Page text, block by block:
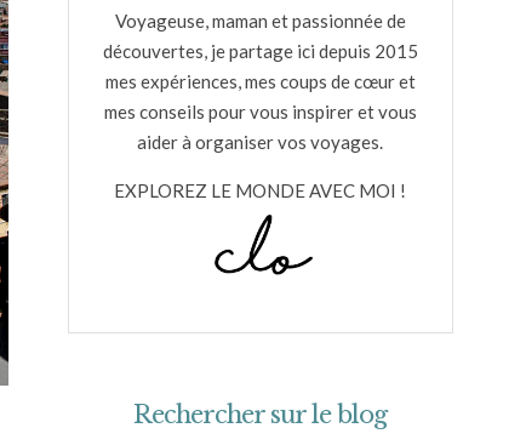
Voyageuse, maman et passionnée de
découvertes, je partage ici depuis 2015
mes expériences, mes coups de cœur et
mes conseils pour vous inspirer et vous
aider à organiser vos voyages.
EXPLOREZ LE MONDE AVEC MOI !
Rechercher sur le blog